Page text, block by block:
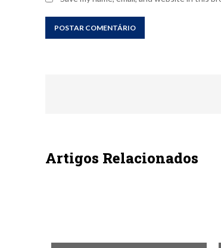
Artigos Relacionados